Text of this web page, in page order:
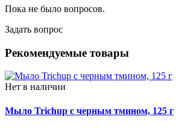
Пока не было вопросов.
Задать вопрос
Рекомендуемые товары
Нет в наличии
Мыло Trichup с черным тмином, 125 г